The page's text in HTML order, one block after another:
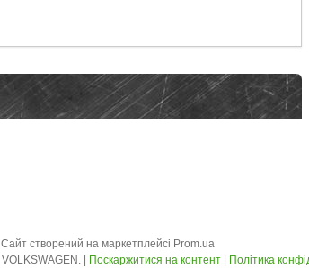
Сайт створений на маркетплейсі Prom.ua
Поскаржитися на контент Політика